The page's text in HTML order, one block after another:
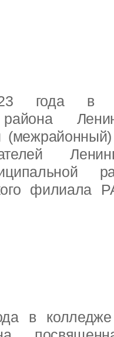
года в
филиала
в колледже